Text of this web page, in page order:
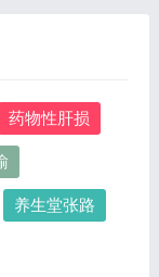
药物性肝损
养生堂张路